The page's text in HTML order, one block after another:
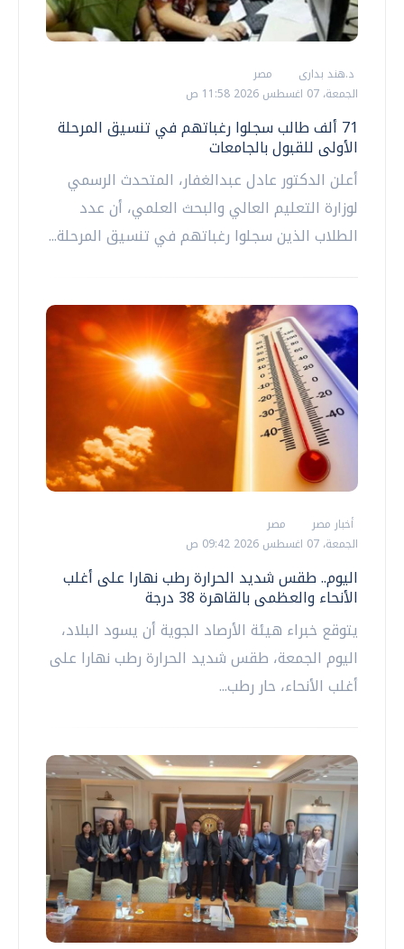
د.هند بدارى
مصر
الجمعة، 07 اغسطس 2026 11:58 ص
71 ألف طالب سجلوا رغباتهم في تنسيق المرحلة
الأولى للقبول بالجامعات
أعلن الدكتور عادل عبدالغفار، المتحدث الرسمي
لوزارة التعليم العالي والبحث العلمي، أن عدد
الطلاب الذين سجلوا رغباتهم في تنسيق المرحلة...
أخبار مصر
مصر
الجمعة، 07 اغسطس 2026 09:42 ص
اليوم.. طقس شديد الحرارة رطب نهارا على أغلب
الأنحاء والعظمى بالقاهرة 38 درجة
يتوقع خبراء هيئة الأرصاد الجوية أن يسود البلاد،
اليوم الجمعة، طقس شديد الحرارة رطب نهارا على
أغلب الأنحاء، حار رطب...